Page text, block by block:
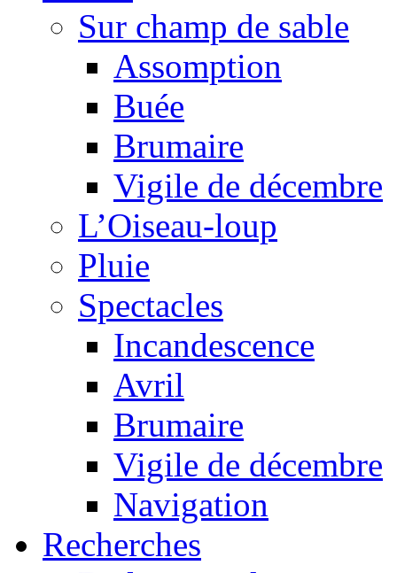
Sur champ de sable
Assomption
Buée
Brumaire
Vigile de décembre
L’Oiseau-loup
Pluie
Spectacles
Incandescence
Avril
Brumaire
Vigile de décembre
Navigation
Recherches